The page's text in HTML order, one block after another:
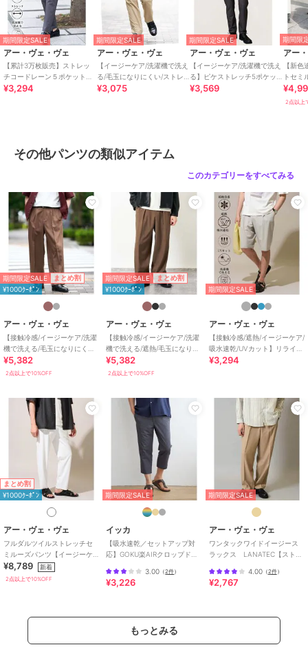
----------------
※商品画像は、光の当たり具合やパソコンなどの閲覧環境により実際
の色味と異なって見える場合がございます。
商品の色味の目安は商品単体の画像をご参照ください。
期間限定セール開催中
ショップ アー・ヴェ・ヴェ
その他パンツ
性別タイプ
／その他パンツ
カラー
ライトブルー、ダークグリーン、
ネイビー、オフホワイト、ライト
グレー、ブラック
サイズ S,M,L,XL,XXL
イビー/オフホワイト/ライトグレ
ー/ブラック：ポリエステル 77%
コットン 21% ポリウレタン 2%
商品のお取り扱い方法
特徴
パンツ
/無地/ 洗える /吸水速乾
撥水／防水加工
ー・スリム/ミッドライズ
イフスタイル / ミモレ・クロップ
ド・半端丈
その他パンツ
綿・コットン素材
無地/ 洗える
加工/
スキニ
ー・スリム / ミッドライズ /ラ
イフスタイル / ミモレ・クロップ
ド・半端丈
期間限定SALE
アー・ヴェ・ヴェ
【累計3万枚販売】ストレッ
チコードレーン５ポケット
SOUKAIベーシックアンクル
¥3,294
期間限定SALE
アー・ヴェ・ヴェ
【イージーケア/洗濯機で洗え
る/毛玉になりにくい/ストレ
ッチ】チノストレッチパンツ
¥3,075
期間限定SALE
アー・ヴェ・ヴェ
【イージーケア/洗濯機で洗え
る】ピケストレッチ5ポケッ
トパンツ
¥3,569
期間限
アー
【新
トセミ
【イー
る】
2点以上
その他パンツの類似アイテム
このカテゴリーをすべてみる
期間限定SALE まとめ割
¥1000ｸｰﾎﾟﾝ
アー・ヴェ・ヴェ
【接触冷感/イージーケア/洗濯
機で洗える/毛玉になりにく
い】ツイルストレッチサイド
アジャスターワイド
¥5,382
2点以上で10%OFF
期間限定SALE まとめ割
¥1000ｸｰﾎﾟﾝ
アー・ヴェ・ヴェ
【接触冷感/イージーケア/洗濯
機で洗える/遮熱/毛玉になりに
くい/ストレッチ】ライトオッ
クスストレッ
¥5,382
2点以上で10%OFF
期間限定SALE
アー・ヴェ・ヴェ
【接触冷感/遮熱/イージーケア/
吸水速乾/UVカット】リライ
ト １タックハーフパンツ
¥3,294
まとめ割
¥1000ｸｰﾎﾟﾝ
アー・ヴェ・ヴェ
フルダルツイルストレッチセ
ミルーズパンツ【イージーケ
ア/洗濯機で洗える/】
¥8,789 新着
2点以上で10%OFF
期間限定SALE
イッカ
【吸水速乾／セットアップ対
応】GOKU楽AIRクロップドパ
3.00 （2件）
¥3,226
期間限定SALE
アー・ヴェ・ヴェ
ワンタックワイドイージース
ラックス LANATEC【ストレ
ケア/毛玉に
4.00（2件）
¥2,767
もっとみる